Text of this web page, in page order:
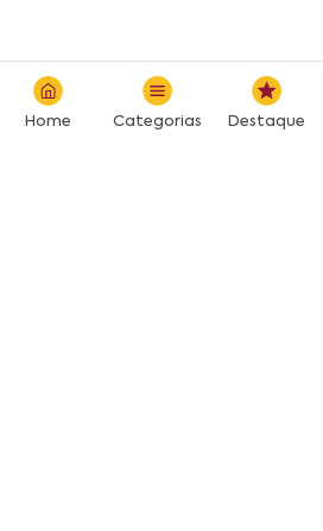
Home Categorias Destaque